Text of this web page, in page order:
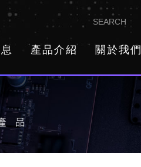
產品介紹 關於我們